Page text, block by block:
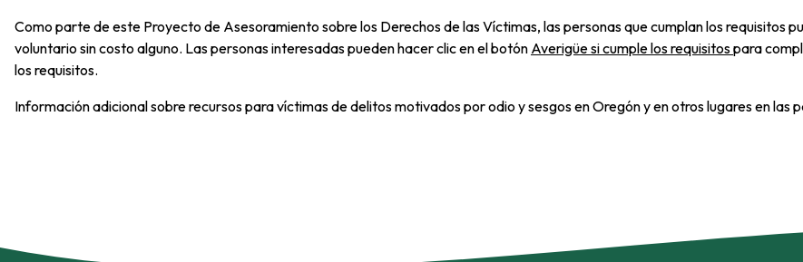
Como parte de este Proyecto de Asesoramiento sobre los Derechos de las Víctimas, las personas que cumplan los requisitos
voluntario sin costo alguno. Las personas interesadas pueden hacer clic en el botón Averigüe si cumple los requisitospara
los requisitos.
Información adicional sobre recursos para víctimas de delitos motivados por odio y sesgos en Oregón y en otros lugares en las